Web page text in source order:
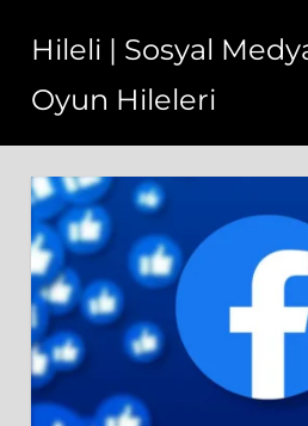
content
Hileli | Sosyal
Oyun Hileleri
ve
hileli
sosyal
medya
araçları
tümü
bedava
ve
şifresiz.